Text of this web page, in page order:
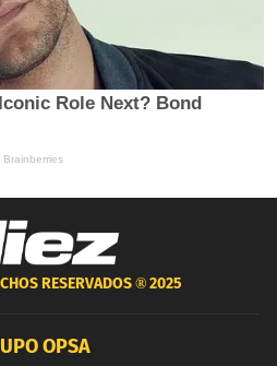
RESERVADOS ®2025
OPSA